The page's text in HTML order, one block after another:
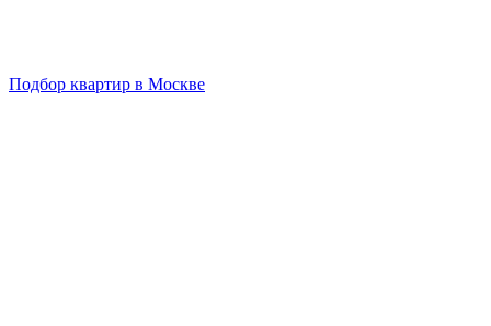
Подбор квартир в Москве